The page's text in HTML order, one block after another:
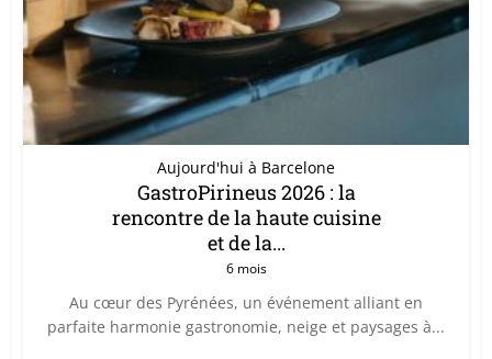
Aujourd'hui à Barcelone
GastroPirineus 2026 : la
rencontre de la haute cuisine
et de la...
6 mois
Au cœur des Pyrénées, un événement alliant en
parfaite harmonie gastronomie, neige et paysages à...